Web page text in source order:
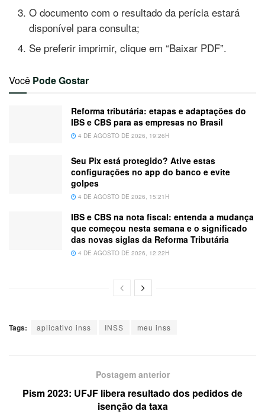
O documento com o resultado da perícia estará
disponível para consulta;
Se preferir imprimir, clique em “Baixar PDF”.
Você Pode Gostar
Reforma tributária: etapas e adaptações do
IBS e CBS para as empresas no Brasil
4 DE AGOSTO DE 2026, 19:26H
Seu Pix está protegido? Ative estas
configurações no app do banco e evite
golpes
4 DE AGOSTO DE 2026, 15:21H
IBS e CBS na nota fiscal: entenda a mudança
que começou nesta semana e o significado
das novas siglas da Reforma Tributária
4 DE AGOSTO DE 2026, 12:22H
Tags: aplicativo inss INSS meu inss
Postagem anterior
Pism 2023: UFJF libera resultado dos pedidos de
isenção da taxa